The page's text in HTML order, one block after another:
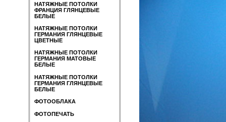
НАТЯЖНЫЕ ПОТОЛКИ
ФРАНЦИЯ ГЛЯНЦЕВЫЕ
БЕЛЫЕ
НАТЯЖНЫЕ ПОТОЛКИ
ГЕРМАНИЯ ГЛЯНЦЕВЫЕ
ЦВЕТНЫЕ
НАТЯЖНЫЕ ПОТОЛКИ
ГЕРМАНИЯ МАТОВЫЕ
БЕЛЫЕ
НАТЯЖНЫЕ ПОТОЛКИ
ГЕРМАНИЯ ГЛЯНЦЕВЫЕ
БЕЛЫЕ
ФОТООБЛАКА
ФОТОПЕЧАТЬ